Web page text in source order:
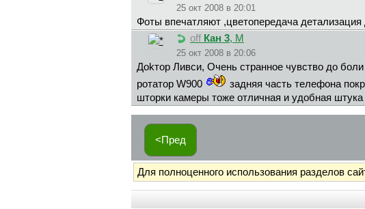
25 окт 2008 в 20:01
Фоты впечатляют ,цветопередача детализация
off Кан 3, М
25 окт 2008 в 20:06
Дokтop Ливcи, Очень странное чувство до боли
ротатор W900
задняя часть телефона
шторки камеры тоже отличная и удобная
<Пред
Для полноценного использования разделов